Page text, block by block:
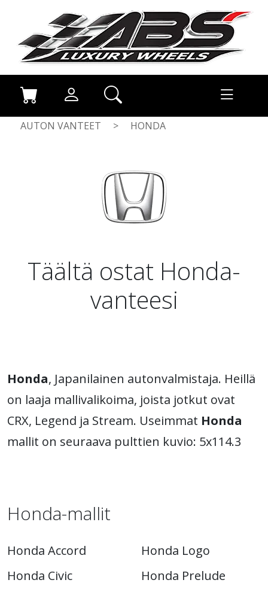
AUTON VANTEET > HONDA
Täältä ostat Honda-
vanteesi
Honda, Japanilainen autonvalmistaja. Heillä
on laaja mallivalikoima, joista jotkut ovat
CRX, Legend ja Stream. Useimmat Honda
mallit on seuraava pulttien kuvio: 5x114.3
Honda-mallit
Honda Accord
Honda Civic
Honda Logo
Honda Prelude